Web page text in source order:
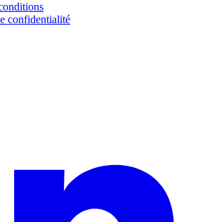
confidentialité